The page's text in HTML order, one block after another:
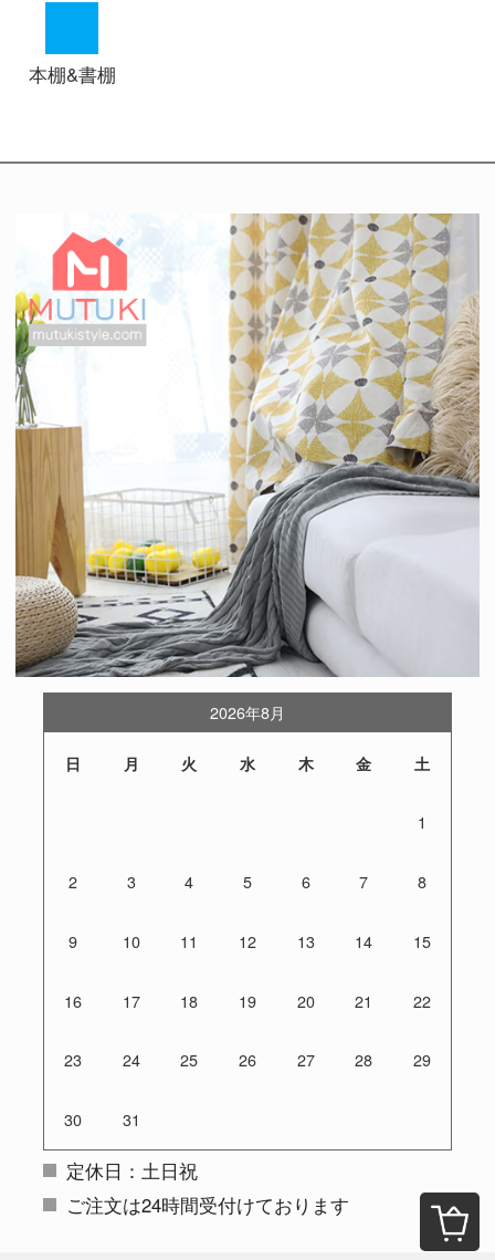
本棚&書棚
2026年8月
日 月 火 水 木 金 土
1
2 3 4 5 6 7 8
9 10 11 12 13 14 15
16 17 18 19 20 21 22
23 24 25 26 27 28 29
30 31
定休日：土日祝
ご注文は24時間受付けております